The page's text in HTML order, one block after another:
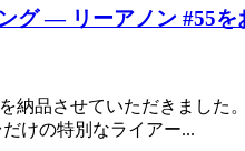
グ ― リーアノン #55を
納品させていただきまし
けの特別なライアー...